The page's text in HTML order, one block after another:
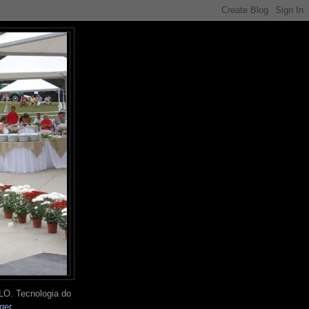
Tecnologia do
.